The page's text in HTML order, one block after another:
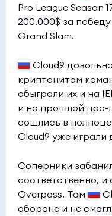
Pro League Season
200.000$ за
Grand Slam.
Cloud9
криптонитом
обыграли их и на
и на прошлой про-
сошлись в
Cloud9 уже играли
Соперники
соответственно, и
Overpass. Там
обороне и не